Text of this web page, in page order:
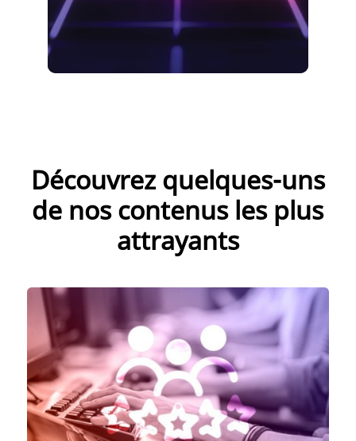
Découvrez quelques-uns
de nos contenus les plus
attrayants